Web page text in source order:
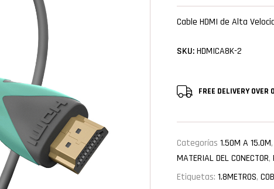
Cable HDMI de Alta
SKU:HDMICA8K-2
FREE DELIVERYOVER
Categorías 1.50M A 15.0M,
MATERIAL DEL CONECTOR,
Etiquetas: 1.8METROS,